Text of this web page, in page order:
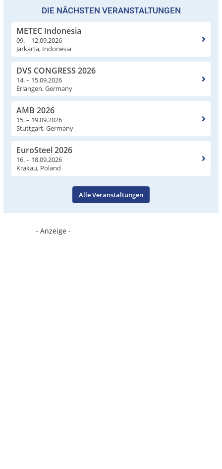
DIE NÄCHSTEN VERANSTALTUNGEN
METEC Indonesia
09. – 12.09.2026
Jarkarta, Indonesia
DVS CONGRESS 2026
14. – 15.09.2026
Erlangen, Germany
AMB 2026
15. – 19.09.2026
Stuttgart, Germany
EuroSteel 2026
16. – 18.09.2026
Krakau, Poland
Alle Veranstaltungen
- Anzeige -